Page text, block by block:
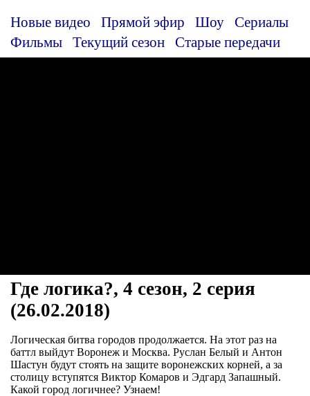
Новые видео Прямой эфир Шоу
Сериалы
Фильмы
Текущий сезон Старые передачи
Где логика?, 4 сезон, 2 серия
(26.02.2018)
Логическая битва городов продолжается. На этот раз на
баттл выйдут Воронеж и Москва. Руслан Белый и Антон
Шастун будут стоять на защите воронежских корней, а за
столицу вступятся Виктор Комаров и Эдгард Запашный.
Какой город логичнее? Узнаем!